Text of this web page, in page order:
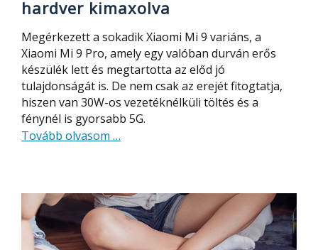
hardver kimaxolva
Megérkezett a sokadik Xiaomi Mi 9 variáns, a
Xiaomi Mi 9 Pro, amely egy valóban durván erős
készülék lett és megtartotta az előd jó
tulajdonságát is. De nem csak az erejét fitogtatja,
hiszen van 30W-os vezetéknélküli töltés és a
fénynél is gyorsabb 5G.
Tovább olvasom about
Pro
(5G)
bemutató
…